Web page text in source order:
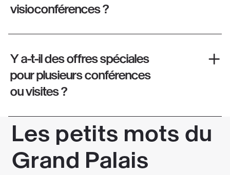
visioconférences ?
Y a-t-il des offres spéciales
pour plusieurs conférences
ou visites ?